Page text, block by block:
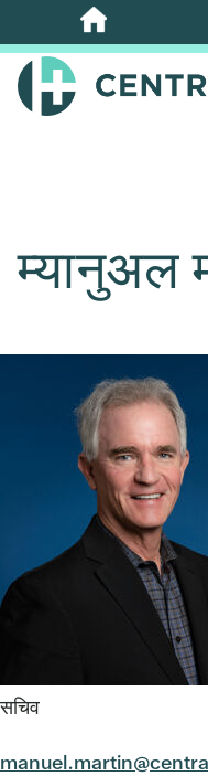
मुख्य
सामग्रीमा
जानुहोस्
म्यानुअल
सचिव